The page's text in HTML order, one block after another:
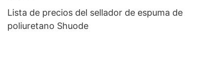
Lista de precios del sellador de espuma de
poliuretano Shuode